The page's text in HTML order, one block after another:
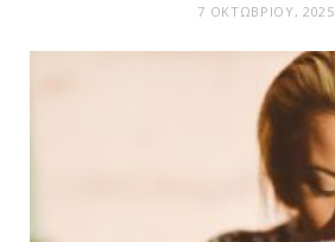
7 ΟΚΤΩΒΡΊΟΥ, 2025